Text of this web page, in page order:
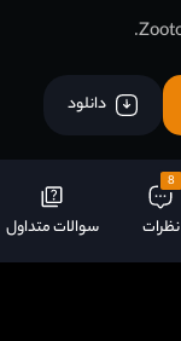
دانلود
8
نظرات سوالات متداول